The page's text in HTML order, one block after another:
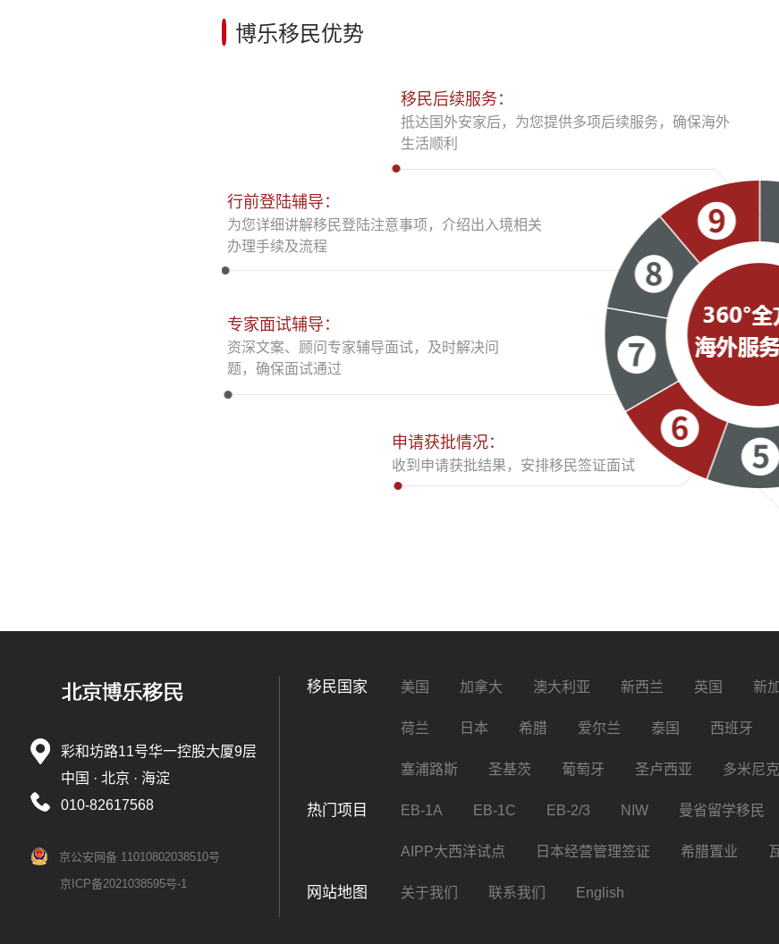
博乐移民优势
移民后续服务：
抵达国外安家后，为您提供多项后续服务，确保海外
生活顺利
行前登陆辅导：
为您详细讲解移民登陆注意事项，介绍出入境相关
办理手续及流程
专家面试辅导：
资深文案、顾问专家辅导面试，及时解决问
题，确保面试通过
申请获批情况：
收到申请获批结果，安排移民签证面试
彩和坊路11号华一控股大厦9层
中国 · 北京 · 海淀
010-82617568
京公安网备 11010802038510号
京ICP备2021038595号-1
移民国家 美国 加拿大 澳大利亚 新西兰 英国 新
荷兰 日本 希腊 爱尔兰 泰国 西班牙
塞浦路斯 圣基茨 葡萄牙 圣卢西亚 多米尼克
热门项目 EB-1A EB-1C EB-2/3 NIW 曼省留学移民
AIPP大西洋试点 日本经营管理签证 希腊置业
网站地图 关于我们 联系我们 English